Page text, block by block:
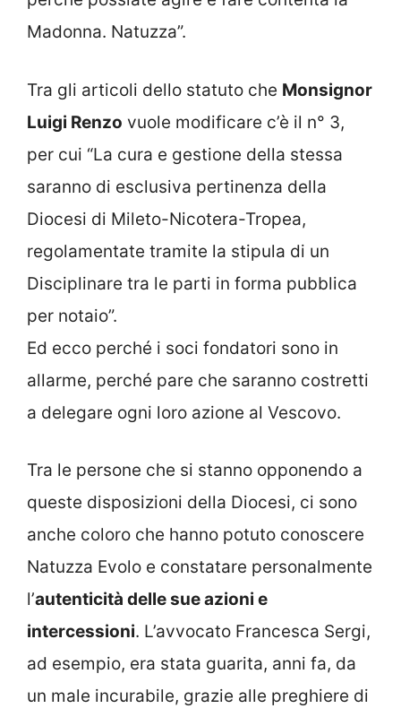
Madonna. Natuzza”.
Tra gli articoli dello statuto che Monsignor
Luigi Renzo vuole modificare c’è il n° 3,
per cui “La cura e gestione della stessa
saranno di esclusiva pertinenza della
Diocesi di Mileto-Nicotera-Tropea,
regolamentate tramite la stipula di un
Disciplinare tra le parti in forma pubblica
per notaio”.
Ed ecco perché i soci fondatori sono in
allarme, perché pare che saranno costretti
a delegare ogni loro azione al Vescovo.
Tra le persone che si stanno opponendo a
queste disposizioni della Diocesi, ci sono
anche coloro che hanno potuto conoscere
Natuzza Evolo e constatare personalmente
l’autenticità delle sue azioni e
intercessioni. L’avvocato Francesca Sergi,
ad esempio, era stata guarita, anni fa, da
un male incurabile, grazie alle preghiere di